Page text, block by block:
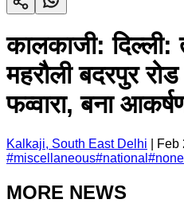
कालकाजी:
महरौली बदरपुर
फव्वारा, बना
Kalkaji, South East Delhi
Feb
#miscellaneous#national #none
MORE NEWS